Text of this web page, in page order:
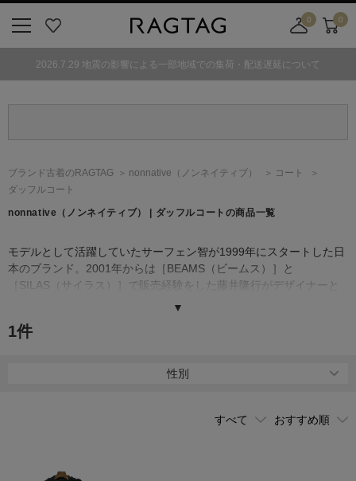
気
0
舗
カ
ト
0
2026.7.29 地震の影響による一部地域での集荷・配送遅延について
ブランド古着のRAGTAG nonnative （ノンネイティブ）
コート
ダッフルコート
nonnative （ノンネイティブ） | ダッフルコートの商品一覧
モデルとして活躍していたサーフェン智が1999年にスタートした日
本のブランド。2001年からは［BEAMS（ビームス）］と
［SILAS（サイラス）］で販売経験をした藤井隆行がデザイナーと
テムが特徴で、アメカジからモードまで幅広くコーディネートを楽
着ている服に捕らわれない生き方をモットーに、ディテールやロゴ
▼
1件
性別